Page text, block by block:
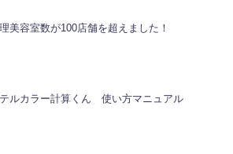
美容室数が100店舗を超えました！
ルカラー計算くん 使い方マニュアル